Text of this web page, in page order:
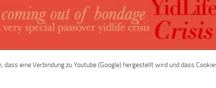
eine Verbindung zu Youtube (Google) hergestellt wird und dass